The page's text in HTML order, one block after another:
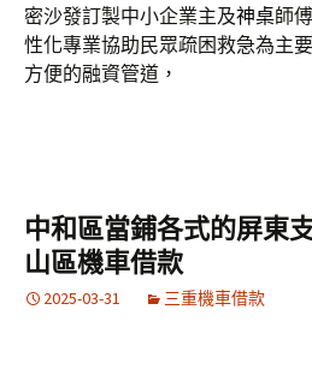
密沙發訂製中小企業主及神桌師
性化專業協助民眾疏困救急為主要
方便的融資管道，
中和區當鋪各式的屏東
山區機車借款
2025-03-31 三重機車借款